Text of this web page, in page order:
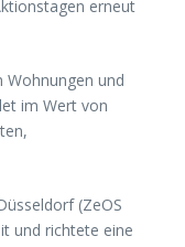
erneut
und
im Wert von
(ZeOS
und richtete eine